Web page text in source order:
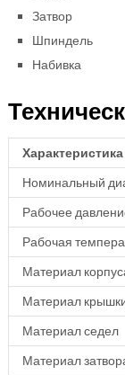
Затвор
Шпиндель
Набивка
Характеристика
Номинальный
Рабочее
Рабочая
Материал
Материал
Материал седел
Материал